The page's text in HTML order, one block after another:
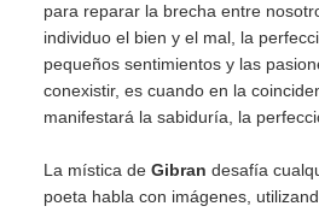
para reparar la brecha entre
individuo el bien y el mal, la
pequeños sentimientos y las
conexistir, es cuando en la
manifestará la sabiduría, la
La mística de Gibran desafía
poeta habla con imágenes,